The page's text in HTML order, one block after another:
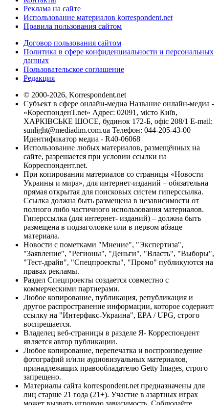
Реклама на сайте
Использование материалов korrespondent.net
Правила пользования сайтом
Договор пользования сайтом
Политика в сфере конфиденциальности и персональных
данных
Пользовательское соглашение
Редакция
© 2000-2026, Korrespondent.net
Субъект в сфере онлайн-медиа Название онлайн-медиа -
«КореспонденТ.net» Адрес: 02091, місто Київ,
ХАРКІВСЬКЕ ШОСЕ, будинок 172-Б, офіс 208/1 E-mail:
sunlight@mediadim.com.ua Телефон: 044-205-43-00
Идентификатор медиа - R40-06068
Использование любых материалов, размещённых на
сайте, разрешается при условии ссылки на
Корреспондент.net.
При копировании материалов со страницы «Новости
Украины и мира», для интернет-изданий – обязательна
прямая открытая для поисковых систем гиперссылка.
Ссылка должна быть размещена в независимости от
полного либо частичного использования материалов.
Гиперссылка (для интернет- изданий) – должна быть
размещена в подзаголовке или в первом абзаце
материала.
Новости с пометками "Мнение", "Экспертиза",
"Заявление", "Регионы", "Деньги", "Власть", "Выборы",
"Тест-драйв", "Спецпроекты", "Промо" публикуются на
правах рекламы.
Раздел Спецпроекты создается совместно с
коммерческими партнерами.
Любое копирование, публикация, републикация и
другое распространение информации, которое содержит
ссылку на "Интерфакс-Украина", EPA / UPG, строго
воспрещается.
Владелец веб-страницы в разделе Я- Корреспондент
является автор публикации.
Любое копирование, перепечатка и воспроизведение
фотографий и/или аудиовизуальных материалов,
принадлежащих правообладателю Getty Images, строго
запрещено.
Материалы сайта korrespondent.net предназначены для
лиц старше 21 года (21+). Участие в азартных играх